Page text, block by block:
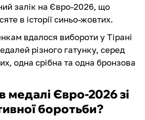
залік на Євро-2026, що
в історії синьо-жовтих.
вдалося вибороти у Тірані
різного гатунку, серед
одна срібна та одна бронзова
медалі Євро-2026 зі
боротьби?